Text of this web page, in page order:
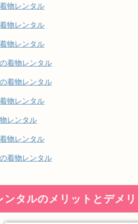
物レンタル
物レンタル
物レンタル
着物レンタル
着物レンタル
物レンタル
レンタル
物レンタル
着物レンタル
ンタルのメリットとデメ